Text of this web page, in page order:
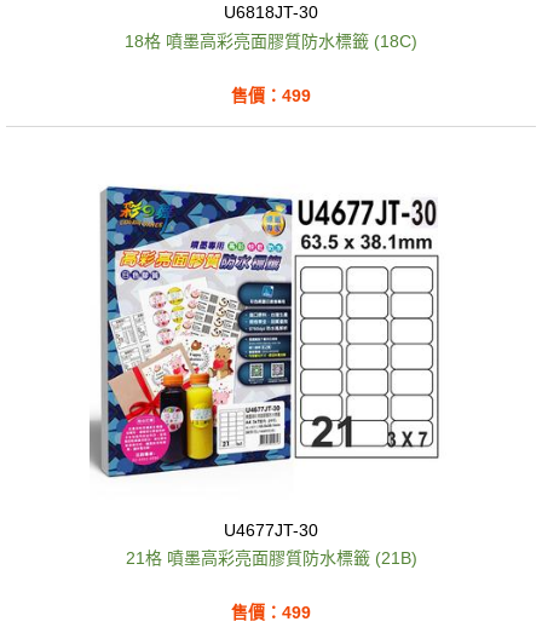
U6818JT-30
18格 噴墨高彩亮面膠質防水標籤 (18C)
售價：499
U4677JT-30
21格 噴墨高彩亮面膠質防水標籤 (21B)
售價：499